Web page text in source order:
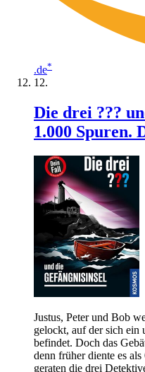
.de*
Die drei ???
1.000 Spuren.
Justus, Peter und Bob
gelockt, auf der sich ein
befindet. Doch das
denn früher diente es
geraten die drei